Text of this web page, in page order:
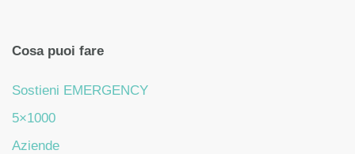
Cosa puoi fare
Sostieni EMERGENCY
5×1000
Aziende